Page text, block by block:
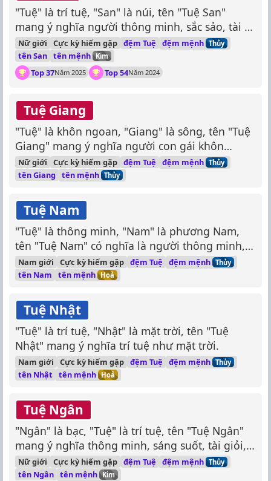
"Tuệ" là trí tuệ, "San" là núi, tên "Tuệ San"
mang ý nghĩa người thông minh, sắc sảo, tài trí
hơn người.
Nữ giới Cực kỳ hiếm gặp đệm Tuệ đệm mệnh Thủy
tên San tên mệnh Kim
Top 37Năm 2025 Top 54Năm 2024
Tuệ Giang
"Tuệ" là khôn ngoan, "Giang" là sông, tên "Tuệ
Giang" mang ý nghĩa người con gái khôn
ngoan, nhẹ nhàng như dòng sông.
Nữ giới Cực kỳ hiếm gặp đệm Tuệ đệm mệnh Thủy
tên Giang tên mệnh Thủy
Tuệ Nam
"Tuệ" là thông minh, "Nam" là phương Nam,
tên "Tuệ Nam" có nghĩa là người thông minh,
tài giỏi, hướng về phương Nam.
Nam giới Cực kỳ hiếm gặp đệm Tuệ đệm mệnh Thủy
tên Nam tên mệnh Hoả
Tuệ Nhật
"Tuệ" là trí tuệ, "Nhật" là mặt trời, tên "Tuệ
Nhật" mang ý nghĩa trí tuệ như mặt trời.
Nam giới Cực kỳ hiếm gặp đệm Tuệ đệm mệnh Thủy
tên Nhật tên mệnh Hoả
Tuệ Ngân
"Ngân" là bạc, "Tuệ" là trí tuệ, tên "Tuệ Ngân"
mang ý nghĩa thông minh, sáng suốt, tài giỏi,
quý giá.
Nữ giới Cực kỳ hiếm gặp đệm Tuệ đệm mệnh Thủy
tên Ngân tên mệnh Kim